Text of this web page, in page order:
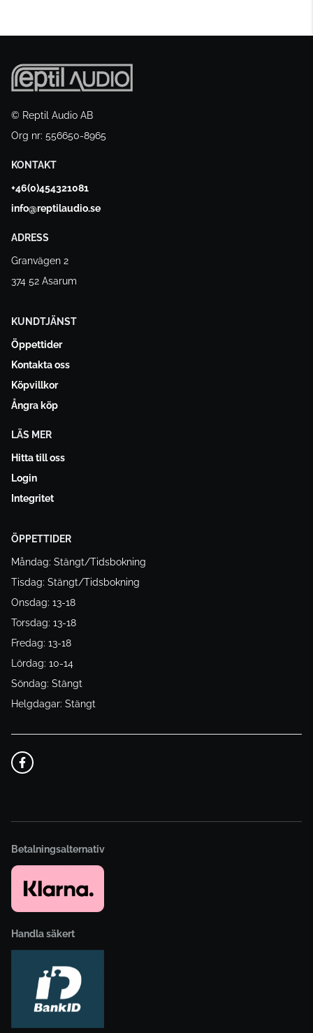
© Reptil Audio AB
Org nr: 556650-8965
KONTAKT
+46(0)454321081
info@reptilaudio.se
ADRESS
Granvägen 2
374 52 Asarum
KUNDTJÄNST
Öppettider
Kontakta oss
Köpvillkor
Ångra köp
LÄS MER
Hitta till oss
Login
Integritet
ÖPPETTIDER
Måndag: Stängt/Tidsbokning
Tisdag: Stängt/Tidsbokning
Onsdag: 13-18
Torsdag: 13-18
Fredag: 13-18
Lördag: 10-14
Söndag: Stängt
Helgdagar: Stängt
Betalningsalternativ
Handla säkert